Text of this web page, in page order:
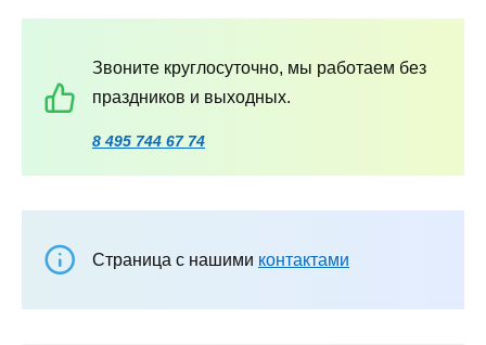
Звоните круглосуточно, мы работаем без
праздников и выходных.
8 495 744 67 74
Страница с нашими контактами